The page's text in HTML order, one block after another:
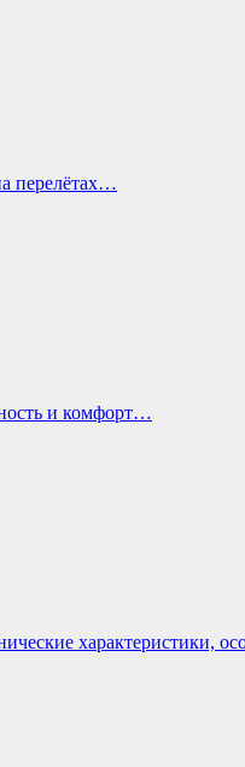
перелётах…
и комфорт…
характеристики,